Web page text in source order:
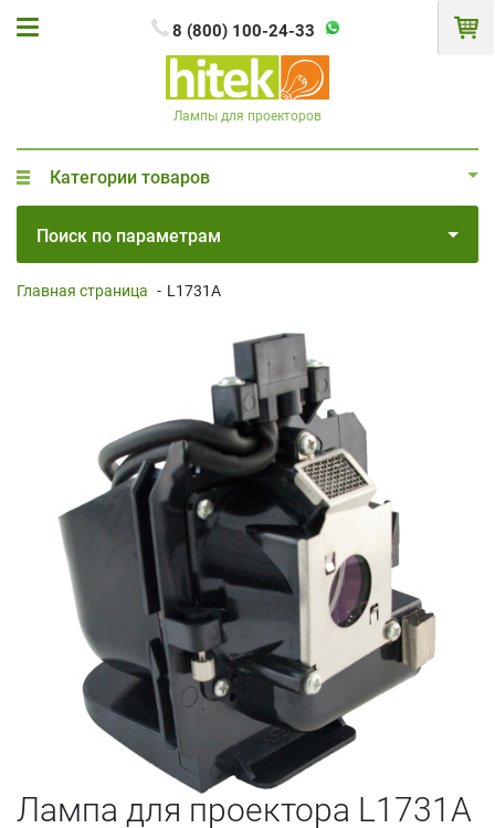
8 (800) 100-24-33
Лампы для проекторов
Категории товаров
Поиск по параметрам
Главная страница - L1731A
Лампа для проектора L1731A